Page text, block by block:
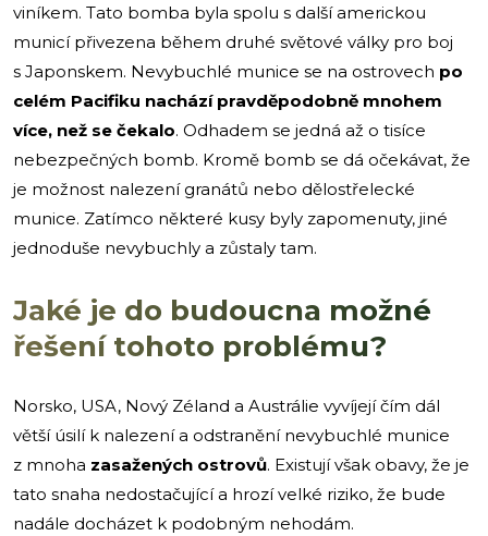
viníkem. Tato bomba byla spolu s další americkou
municí přivezena během druhé světové války pro boj
s Japonskem. Nevybuchlé munice se na ostrovech po
celém Pacifiku nachází pravděpodobně mnohem
více, než se čekalo. Odhadem se jedná až o tisíce
nebezpečných bomb. Kromě bomb se dá očekávat, že
je možnost nalezení granátů nebo dělostřelecké
munice. Zatímco některé kusy byly zapomenuty, jiné
jednoduše nevybuchly a zůstaly tam.
Jaké je do budoucna možné
řešení tohoto problému?
Norsko, USA, Nový Zéland a Austrálie vyvíjejí čím dál
větší úsilí k nalezení a odstranění nevybuchlé munice
z mnoha zasažených ostrovů. Existují však obavy, že je
tato snaha nedostačující a hrozí velké riziko, že bude
nadále docházet k podobným nehodám.